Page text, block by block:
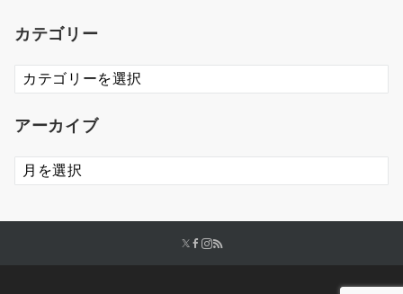
カテゴリー
カ
テ
リ
アーカイブ
ア
ー